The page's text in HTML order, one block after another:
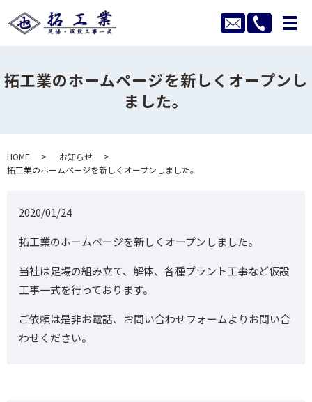
メ
拓工業のホームページを新しくオープンし
ました。
HOME
お知らせ
拓工業のホームページを新しくオープンしました。
2020/01/24
拓工業のホームページを新しくオープンしました。
当社は足場の組み立て、解体、各種プラント工事など仮設
工事一式を行っております。
ご依頼は是非お電話、お問い合わせフォームよりお問い合
わせください。